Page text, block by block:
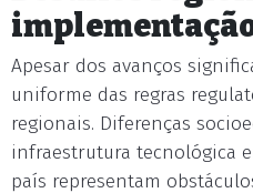
Apesar dos avanços
uniforme das regras
regionais. Diferenças
infraestrutura tecnológica
país representam